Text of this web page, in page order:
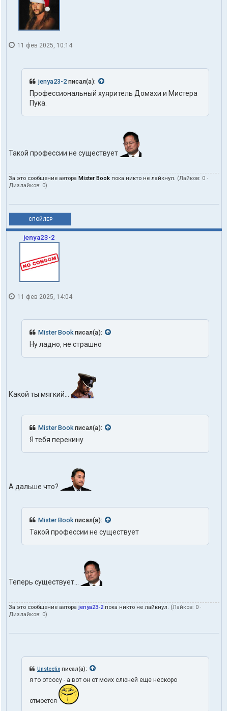
11 фев 2025, 10:14
jenya23-2 писал(а):
Профессиональный хуяритель Домахи и Мистера
Пука.
Такой профессии не существует
За это сообщение автора Mister Book пока никто не лайкнул. (Лайков: 0 ·
Дизлайков: 0)
СПОЙЛЕР
jenya23-2
11 фев 2025, 14:04
Mister Bookписал(а):
Ну ладно, не страшно
Какой ты мягкий...
Mister Bookписал(а):
Я тебя перекину
А дальше что?
Mister Bookписал(а):
Такой профессии не существует
Теперь существует...
За это сообщение автора jenya23-2 пока никто не лайкнул. (Лайков: 0 ·
Дизлайков: 0)
Unsteelix писал(а):
я то отсосу - а вот он от моих слюней еще нескоро
отмоется